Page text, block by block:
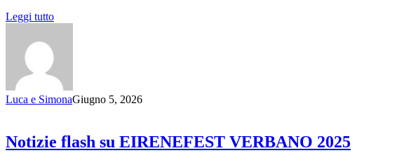
Leggi tutto
Luca e SimonaGiugno 5, 2026
Notizie flash su EIRENEFEST VERBANO 2025